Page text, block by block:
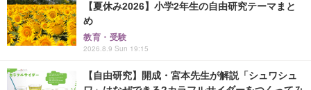
【夏休み2026】小学2年生の自由研究テーマまと
め
教育・受験
2026.8.9 Sun 19:15
【自由研究】開成・宮本先生が解説「シュワシュ